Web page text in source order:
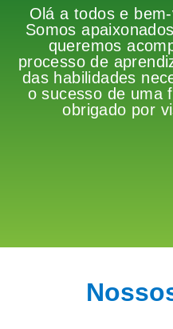
Olá a todos e
Somos
queremos
processo de
das habilidades
o sucesso de uma
obrigado por